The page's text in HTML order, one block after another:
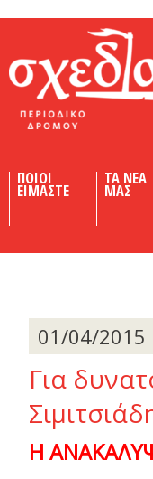
ΠΟΙΟΙ
ΕΙΜΑΣΤΕ
ΤΑ ΝΕΑ
ΜΑΣ
01/04/2015
Για
Η